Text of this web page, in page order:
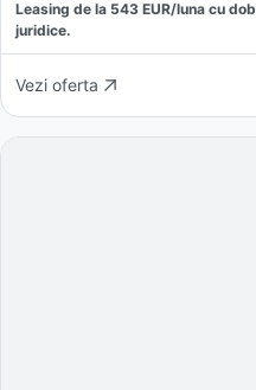
Leasing de la 543 EUR/luna cu
juridice.
Vezi oferta